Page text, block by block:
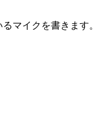
マイクを書きます。